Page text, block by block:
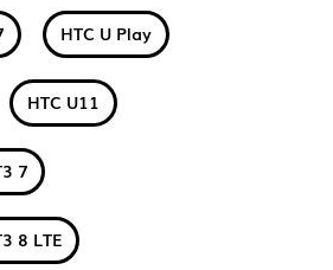
HTC U Play
HTC U11
7
8 LTE